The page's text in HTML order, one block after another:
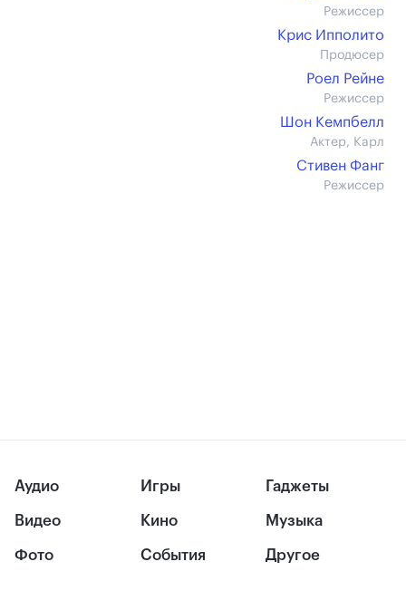
Режиссер
Крис Ипполито
Продюсер
Роел Рейне
Режиссер
Шон Кемпбелл
Актер, Карл
Стивен Фанг
Режиссер
Аудио
Видео
Фото
Игры
Кино
События
Гаджеты
Музыка
Другое